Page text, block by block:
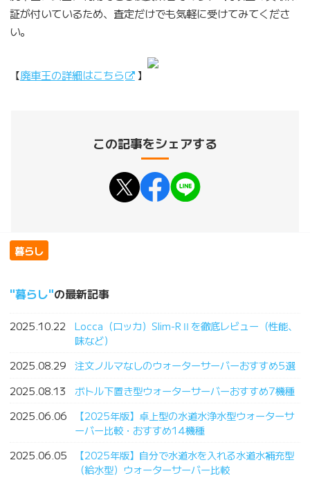
証が付いているため、査定だけでも気軽に受けてみてくださ
い。
【廃車王の詳細はこちら 】
この記事をシェアする
暮らし
暮らし の最新記事
2025.10.22
Locca（ロッカ）Slim-RⅡを徹底レビュー（性能、
味など）
2025.08.29
注文ノルマなしのウォーターサーバーおすすめ5選
2025.08.13
ボトル下置き型ウォーターサーバーおすすめ7機種
2025.06.06
【2025年版】卓上型の水道水浄水型ウォーターサ
ーバー比較・おすすめ14機種
2025.06.05
【2025年版】自分で水道水を入れる水道水補充型
（給水型）ウォーターサーバー比較